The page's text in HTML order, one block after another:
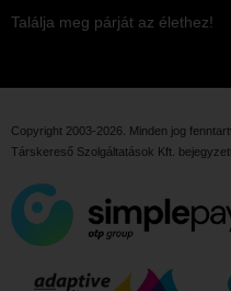
Találja meg párját az élethez!
Copyright 2003-2026. Minden jog
Társkereső Szolgáltatások Kft.